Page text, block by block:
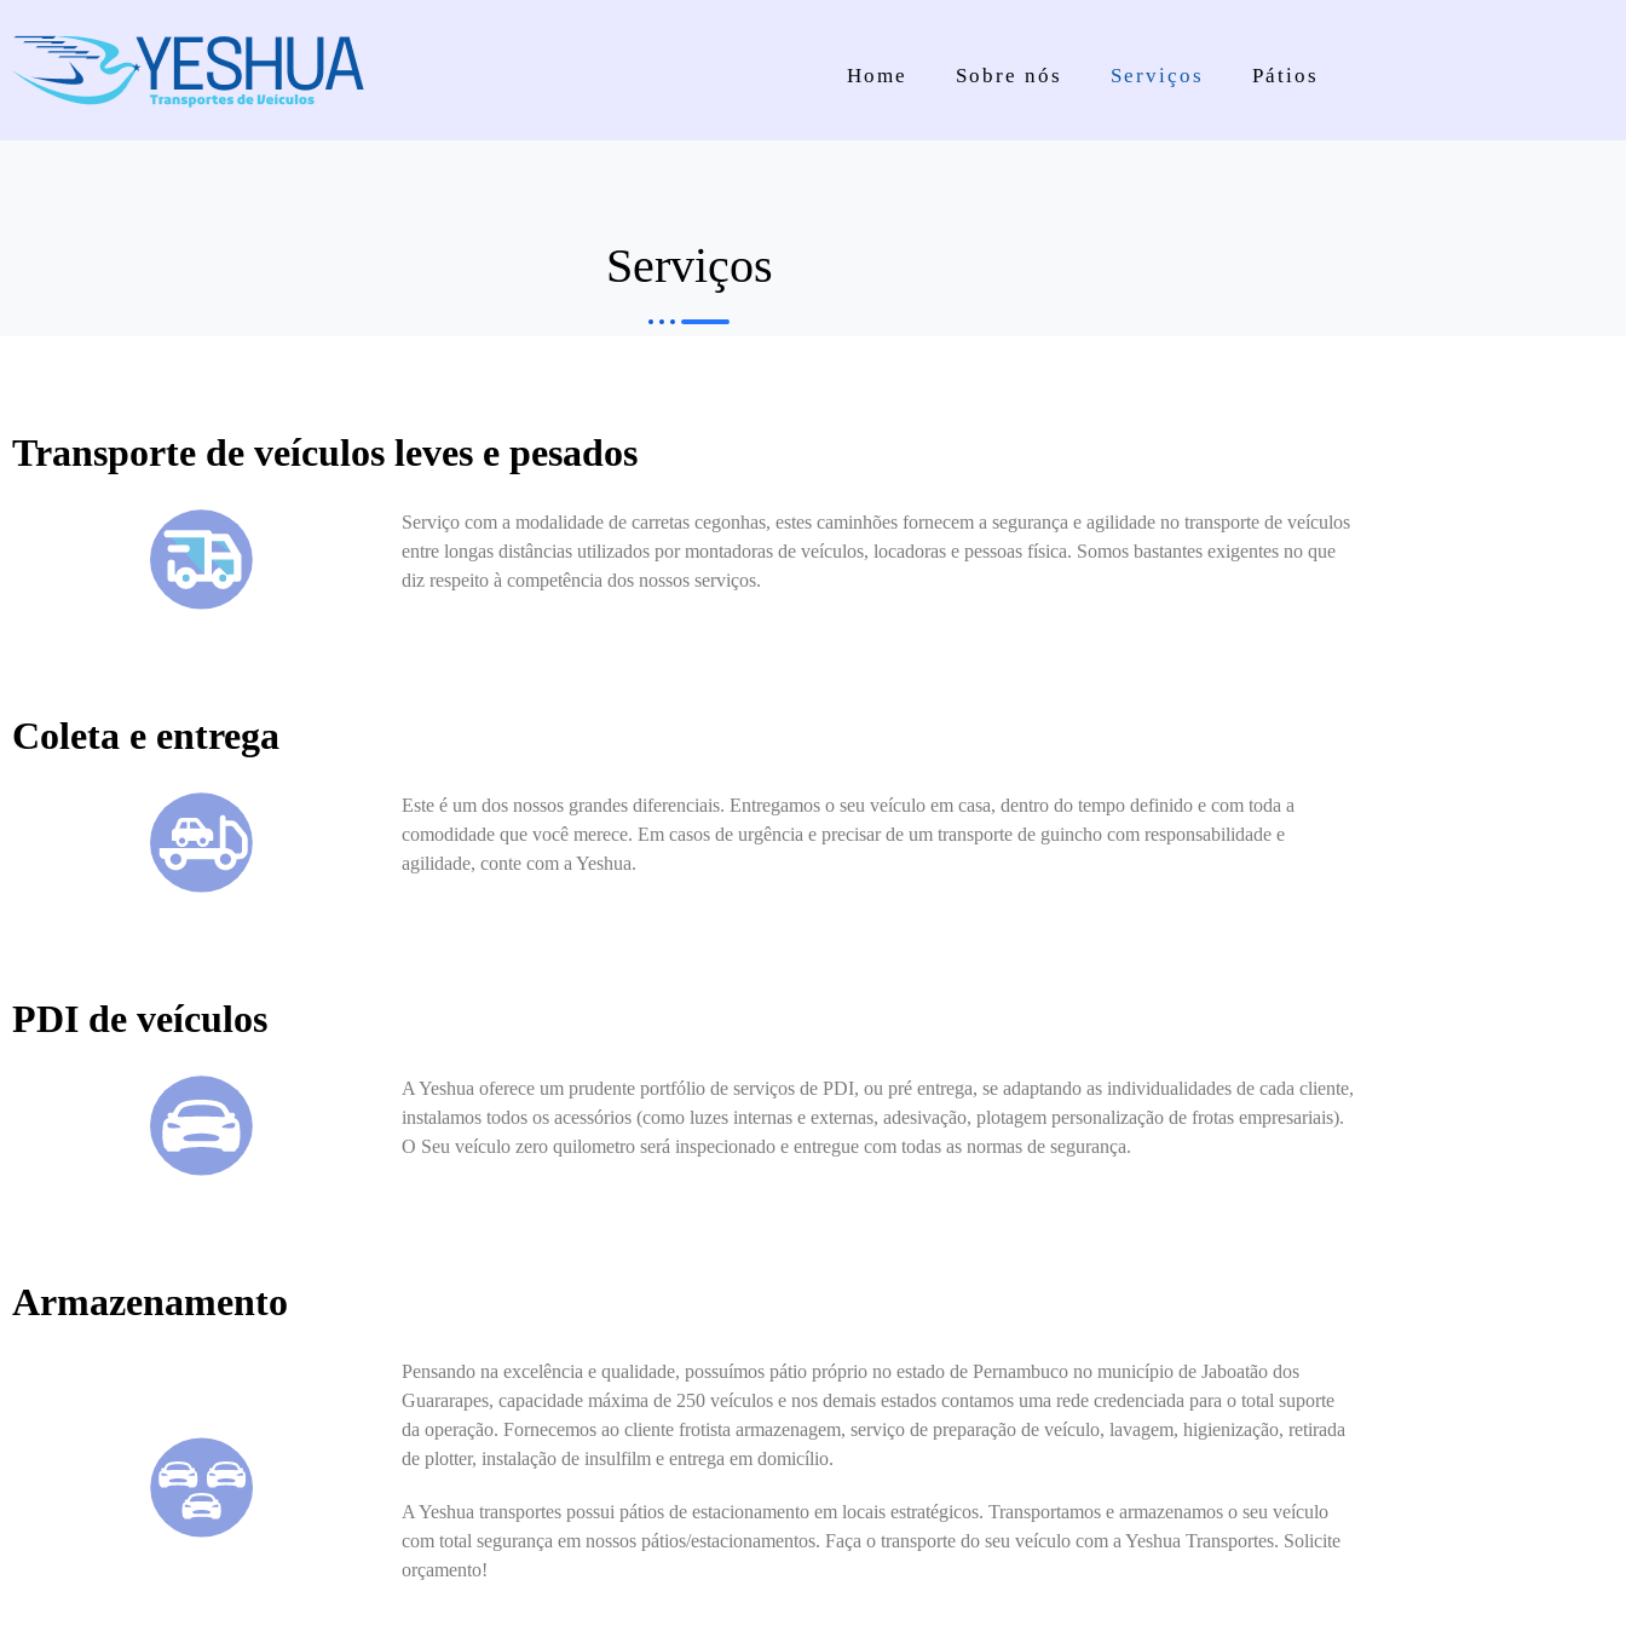
Home Sobre nós Serviços Pátios
Serviços
Transporte de veículos leves e pesados
Serviço com a modalidade de carretas cegonhas, estes caminhões fornecem a segurança e agilidade no transporte de veículos
entre longas distâncias utilizados por montadoras de veículos, locadoras e pessoas física. Somos bastantes exigentes no que
diz respeito à competência dos nossos serviços.
Coleta e entrega
Este é um dos nossos grandes diferenciais. Entregamos o seu veículo em casa, dentro do tempo definido e com toda a
comodidade que você merece. Em casos de urgência e precisar de um transporte de guincho com responsabilidade e
agilidade, conte com a Yeshua.
PDI de veículos
A Yeshua oferece um prudente portfólio de serviços de PDI, ou pré entrega, se adaptando as individualidades de cada cliente,
instalamos todos os acessórios (como luzes internas e externas, adesivação, plotagem personalização de frotas empresariais).
O Seu veículo zero quilometro será inspecionado e entregue com todas as normas de segurança.
Armazenamento
Pensando na excelência e qualidade, possuímos pátio próprio no estado de Pernambuco no município de Jaboatão dos
Guararapes, capacidade máxima de 250 veículos e nos demais estados contamos uma rede credenciada para o total suporte
da operação. Fornecemos ao cliente frotista armazenagem, serviço de preparação de veículo, lavagem, higienização, retirada
de plotter, instalação de insulfilm e entrega em domicílio.
A Yeshua transportes possui pátios de estacionamento em locais estratégicos. Transportamos e armazenamos o seu veículo
com total segurança em nossos pátios/estacionamentos. Faça o transporte do seu veículo com a Yeshua Transportes. Solicite
orçamento!